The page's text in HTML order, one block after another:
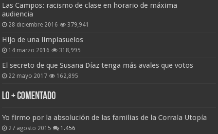
Las Campos: racismo de clase en horario de máxima
audiencia
28 diciembre 2016 379,941
Hijo de una limpiasuelos
14 marzo 2016 318,995
El secreto de que Susana Díaz tenga más avales que votos
22 mayo 2017 162,895
Lo + Comentado
Yo firmo por la absolución de las familias de la Corrala Utopía
27 agosto 2015 1.456